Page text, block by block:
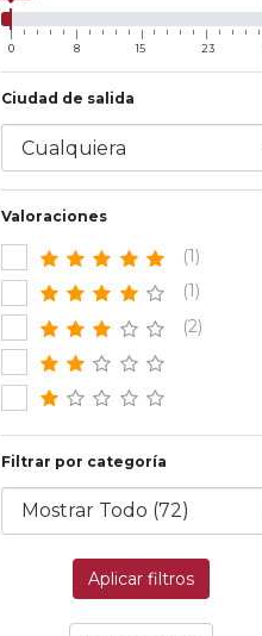
0 8 15 23
Ciudad de salida
Valoraciones
(1)
(1)
(2)
Filtrar por categoría
Aplicar filtros